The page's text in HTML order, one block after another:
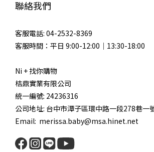
聯絡我們
客服電話: 04-2532-8369
客服時間：平日 9:00-12:00｜13:30-18:00
Ni + 找你購物
桔鼎實業有限公司
統一編號: 24236316
公司地址: 台中市潭子區環中路一段278巷一
Email: merissa.baby@msa.hinet.net